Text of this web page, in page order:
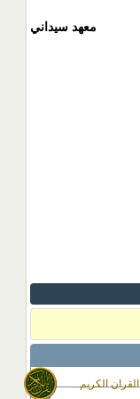
القران الكريم
معهد سيداني